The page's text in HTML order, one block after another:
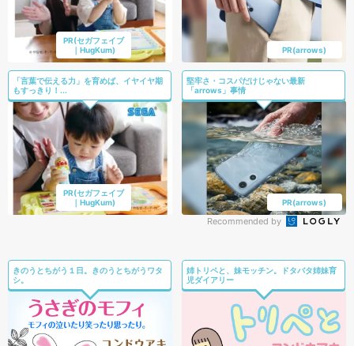
PR(セガフェイブ
｜HugKum)
PR(arrows)
「言葉で伝える力」を育めば、イヤイヤ期
もすっきり！...
PR(セガフェイブ
｜HugKum)
堅牢さ・コスパだけじゃない最新
「arrows」事情
PR(arrows)
Recommended by
きのうとちがう１日。きのうとちがうワタ
シ。
姉トリペと、妹モッチン。ドタバタ姉妹育
児ダイアリー